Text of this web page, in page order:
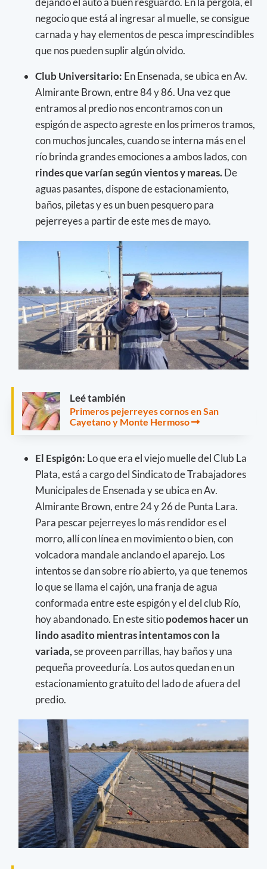
negocio que está al ingresar al muelle, se consigue
carnada y hay elementos de pesca imprescindibles
que nos pueden suplir algún olvido.
Club Universitario: En Ensenada, se ubica en Av.
Almirante Brown, entre 84 y 86. Una vez que
entramos al predio nos encontramos con un
espigón de aspecto agreste en los primeros tramos,
con muchos juncales, cuando se interna más en el
río brinda grandes emociones a ambos lados, con
rindes que varían según vientos y mareas.De
aguas pasantes, dispone de estacionamiento,
baños, piletas y es un buen pesquero para
pejerreyes a partir de este mes de mayo.
Leé también
Primeros pejerreyes cornos en San
Cayetano y Monte Hermoso
El Espigón: Lo que era el viejo muelle del Club La
Plata, está a cargo del Sindicato de Trabajadores
Municipales de Ensenada y se ubica en Av.
Almirante Brown, entre 24 y 26 de Punta Lara.
Para pescar pejerreyes lo más rendidor es el
morro, allí con línea en movimiento o bien, con
volcadora mandale anclando el aparejo. Los
intentos se dan sobre río abierto, ya que tenemos
lo que se llama el cajón, una franja de agua
conformada entre este espigón y el del club Río,
hoy abandonado. En este sitiopodemos hacer un
lindo asadito mientras intentamos con la
variada,se proveen parrillas, hay baños y una
pequeña proveeduría. Los autos quedan en un
estacionamiento gratuito del lado de afuera del
predio.